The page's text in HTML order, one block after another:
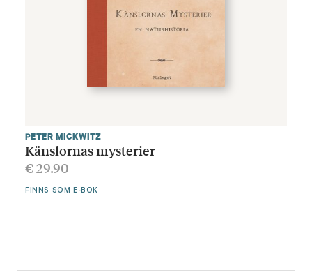
PETER MICKWITZ
Känslornas mysterier
€29.90
FINNS SOM E-BOK